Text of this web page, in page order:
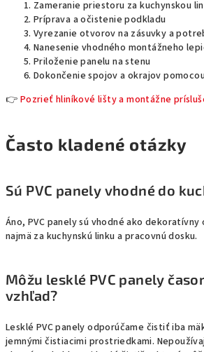
Zameranie priestoru za kuchynskou
Príprava a očistenie podkladu
Vyrezanie otvorov na zásuvky a
Nanesenie vhodného montážneho
Priloženie panelu na stenu
Dokončenie spojov a okrajov
👉 Pozrieť hliníkové lišty a montážne
Často kladené otázky
Sú PVC panely vhodné do
Áno, PVC panely sú vhodné ako
najmä za kuchynskú linku a pracovnú dosku.
Môžu lesklé PVC panely
vzhľad?
Lesklé PVC panely odporúčame čistiť iba
jemnými čistiacimi prostriedkami.